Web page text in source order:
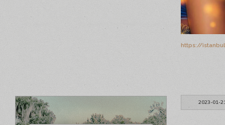
https://
2023-01-